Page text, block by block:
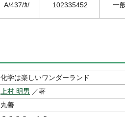
A/437/ｶ/ 102335452 一
化学は楽しいワンダーランド
上村 明男 ／著
丸善